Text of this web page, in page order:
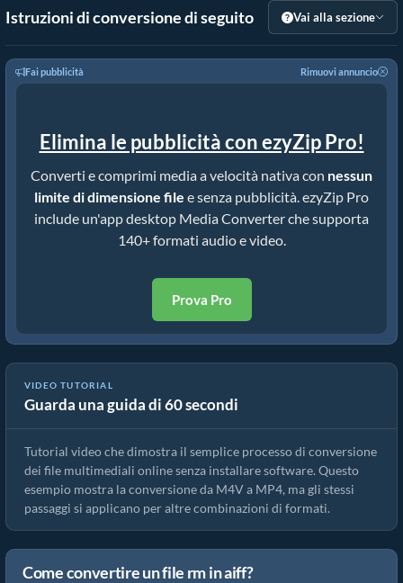
Istruzioni di conversione di seguito Vai alla sezione
Fai pubblicità Rimuovi annuncio
Elimina le pubblicità con ezyZip Pro!
Converti e comprimi media a velocità nativa con nessun
limite di dimensione file e senza pubblicità. ezyZip Pro
include un'app desktop Media Converter che supporta
140+ formati audio e video.
Prova Pro
VIDEO TUTORIAL
Guarda una guida di 60 secondi
Come convertire file multimediali
Tutorial video che dimostra il semplice processo di conversione
dei file multimediali online senza installare software. Questo
esempio mostra la conversione da M4V a MP4, ma gli stessi
passaggi si applicano per altre combinazioni di formati.
Come convertire un file rm in aiff?